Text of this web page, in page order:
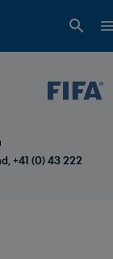
+41 (0) 43 222